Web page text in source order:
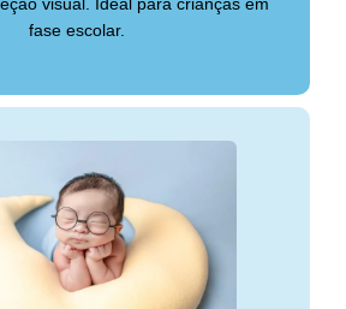
fase escolar.